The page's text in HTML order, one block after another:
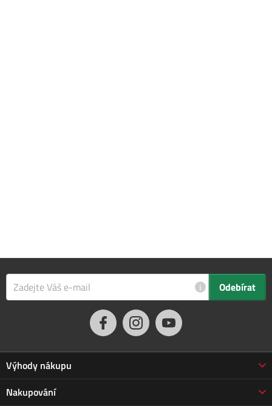
i Odebírat
Výhody nákupu
Proč nakupovat u nás
Nakupování